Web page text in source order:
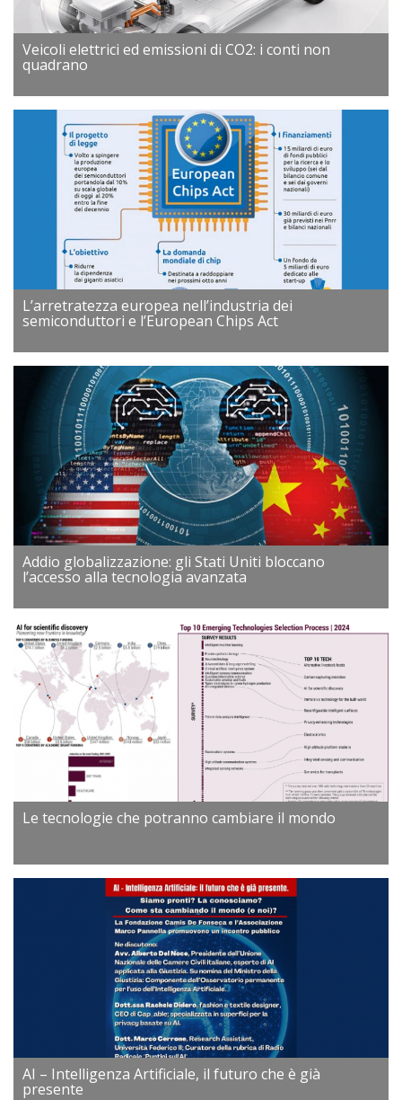
Veicoli elettrici ed emissioni di CO2: i conti non
quadrano
L’arretratezza europea nell’industria dei
semiconduttori e l’European Chips Act
Addio globalizzazione: gli Stati Uniti bloccano
l’accesso alla tecnologia avanzata
Le tecnologie che potranno cambiare il mondo
AI – Intelligenza Artificiale, il futuro che è già
presente